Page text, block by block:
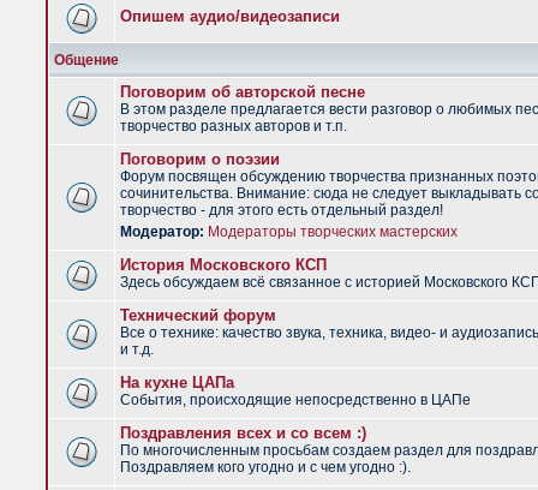
Опишем аудио/видеозаписи
Общение
Поговорим об авторской песне
В этом разделе предлагается вести разговор о любимых
творчество разных авторов и т.п.
Поговорим о поэзии
Форум посвящен обсуждению творчества признанных
сочинительства. Внимание: сюда не следует выкладывать
творчество - для этого есть отдельный раздел!
Модератор: Модераторы творческих мастерских
История Московского КСП
Здесь обсуждаем всё связанное с историей Московского
Технический форум
Все о технике: качество звука, техника, видео- и
и т.д.
На кухне ЦАПа
События, происходящие непосредственно в ЦАПе
Поздравления всех и со всем :)
По многочисленным просьбам создаем раздел для
Поздравляем кого угодно и с чем угодно :).